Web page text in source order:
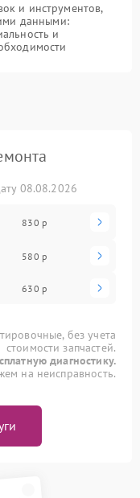
и инструментов,
данными:
и
08.08.2026
830 р
580 р
630 р
без учета
стоимости запчастей.
диагностику.
на неисправность.